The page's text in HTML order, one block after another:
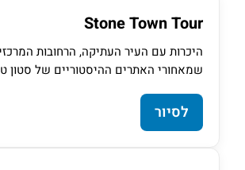
Stone Town Tour
היכרות עם העיר העתיקה, הרחובות
שמאחורי האתרים ההיסטוריים של סטון
לסיור